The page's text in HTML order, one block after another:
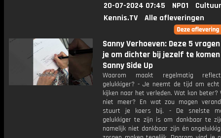
20-07-2024 07:45 NPO1
Kennis.TV
Alle afleveringen
Sanny Verhoeven: Deze 5
je om dichter bij jezelf te komen
Sanny Side Up
Waarom maakt regelmatig
gelukkiger? - Je neemt de tijd om
kijken naar het verleden. Wat kon beter?
niet meer? En wat zou mogen
stuurt je koers bij. - De snelste
gelukkiger te zijn is om dankbaar te
namelijk niet dankbaar zijn én